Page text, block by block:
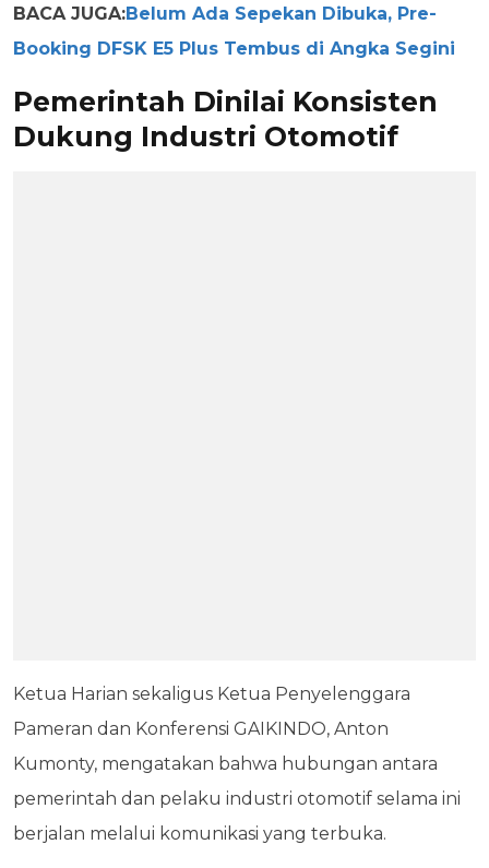
BACA JUGA:Belum Ada Sepekan Dibuka, Pre-
Booking DFSK E5 Plus Tembus di Angka Segini
Pemerintah Dinilai Konsisten
Dukung Industri Otomotif
Ketua Harian sekaligus Ketua Penyelenggara
Pameran dan Konferensi GAIKINDO, Anton
Kumonty, mengatakan bahwa hubungan antara
pemerintah dan pelaku industri otomotif selama ini
berjalan melalui komunikasi yang terbuka.